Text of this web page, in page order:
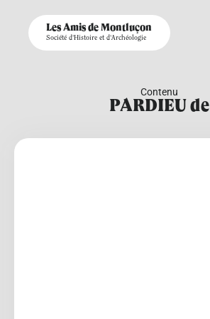
Les Amis de Montluçon
Société d'Histoire et d'Archéologie
Contenu
PARDIEU de